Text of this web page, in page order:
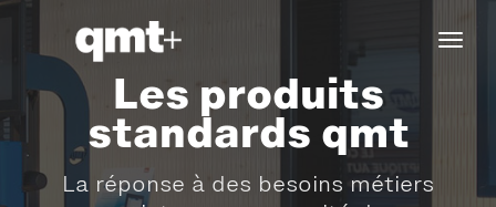
Les produits
standards qmt
La réponse à des besoins métiers